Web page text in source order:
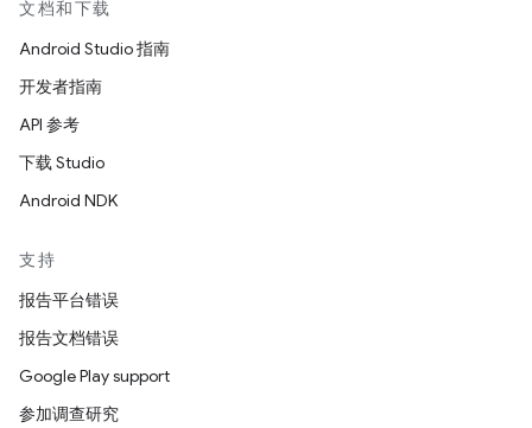
文档和下载
Android Studio 指南
开发者指南
API 参考
下载 Studio
Android NDK
支持
报告平台错误
报告文档错误
Google Play support
参加调查研究